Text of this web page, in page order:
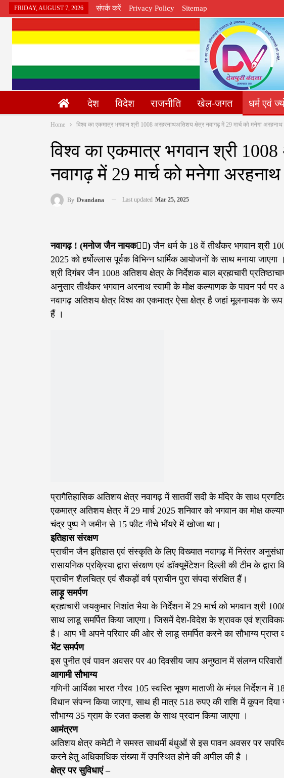
FRIDAY, AUGUST 7, 2026 संपर्क करें Privacy Policy Sitemap
देश विदेश राजनीति खेल-जगत धर्म एवं
संपादकीय
Home विश्व का एकमात्र भगवान श्री 1008 अरहरनाथअतिशय क्षेत्र नवागढ़ में 29 मार्च को मनेगा अरहनाथ
विश्व का एकमात्र भगवान श्री
नवागढ़ में 29 मार्च को मनेगा अरहनाथ
By Dvandana Last updated Mar 25, 2025
नवागढ़ ! (मनोज जैन नायक✍🏻)जैन धर्म के 18 वें तीर्थंकर भगवान श्री
2025 को हर्षोल्लास पूर्वक विभिन्न धार्मिक आयोजनों के साथ मनाया जाएगा ।
श्री दिगंबर जैन 1008 अतिशय क्षेत्र के निर्देशक बाल ब्रह्मचारी
अनुसार तीर्थंकर भगवान अरनाथ स्वामी के मोक्ष कल्याणक के पावन पर्व पर
नवागढ़ अतिशय क्षेत्र विश्व का एकमात्र ऐसा क्षेत्र है जहां मूलनायक के
हैं ।
प्रागैतिहासिक अतिशय क्षेत्र नवागढ़ में सातवीं सदी के मंदिर के साथ
एकमात्र अतिशय क्षेत्र में 29 मार्च 2025 शनिवार को भगवान का मोक्ष
चंद्र पुष्प ने जमीन से 15 फीट नीचे भौंयरे में खोजा था।
इतिहास संरक्षण
प्राचीन जैन इतिहास एवं संस्कृति के लिए विख्यात नवागढ़ में निरंतर
रासायनिक प्रक्रिया द्वारा संरक्षण एवं डॉक्यूमेंटेशन दिल्ली की टीम के
प्राचीन शैलचित्र एवं सैकड़ों वर्ष प्राचीन पुरा संपदा संरक्षित हैं।
लाड़ू समर्पण
ब्रह्मचारी जयकुमार निशांत भैया के निर्देशन में 29 मार्च को भगवान श्री
साथ लाडू समर्पित किया जाएगा। जिसमें देश-विदेश के श्रावक एवं
है। आप भी अपने परिवार की ओर से लाडू समर्पित करने का सौभाग्य
भेंट समर्पण
इस पुनीत एवं पावन अवसर पर 40 दिवसीय जाप अनुष्ठान में संलग्न
आगामी सौभाग्य
गणिनी आर्यिका भारत गौरव 105 स्वस्ति भूषण माताजी के मंगल निर्देशन में
विधान संपन्न किया जाएगा, साथ ही मात्र 518 रुपए की राशि में कूपन
सौभाग्य 35 ग्राम के रजत कलश के साथ प्रदान किया जाएगा ।
आमंत्रण
अतिशय क्षेत्र कमेटी ने समस्त साधर्मी बंधुओं से इस पावन अवसर पर
करने हेतु अधिकाधिक संख्या में उपस्थित होने की अपील की है ।
क्षेत्र पर सुविधाएं –